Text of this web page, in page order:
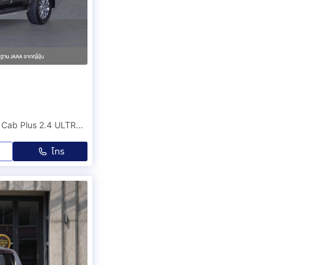
ปี 2023 จด 2024 MITSUBISHI TRITON Double Cab Plus 2.4 ULTRA AT สีเทา A260627No
โทร